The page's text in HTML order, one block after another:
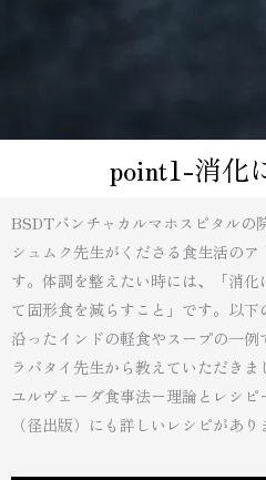
point1-消化
BSDTパンチャカルマホスピタルの
シュムク先生がくださる食生活の
す。体調を整えたい時には、「消
て固形食を減らすこと」です。以
沿ったインドの軽食やスープの一
ラバタイ先生から教えていただき
ユルヴェーダ食事法ー理論とレシ
（径出版）にも詳しいレシピがあり